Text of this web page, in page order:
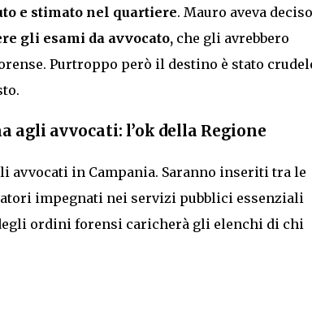
e stimato nel quartiere. Mauro aveva
gli esami da avvocato,che gli avrebbero
Purtroppo però il destino è stato
agli avvocati: l’ok della Regione
in Campania. Saranno inseriti tra le
impegnati nei servizi pubblici essenziali
ordini forensi caricherà gli elenchi di chi